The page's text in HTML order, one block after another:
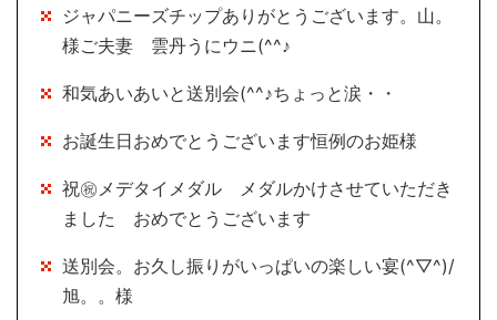
ジャパニーズチップありがとうございます。山。
様ご夫妻 雲丹うにウニ(^^♪
和気あいあいと送別会(^^♪ちょっと涙・・
お誕生日おめでとうございます恒例のお姫様
祝㊗メデタイメダル メダルかけさせていただき
ました おめでとうございます
送別会。お久し振りがいっぱいの楽しい宴(^▽^)/
旭。。様